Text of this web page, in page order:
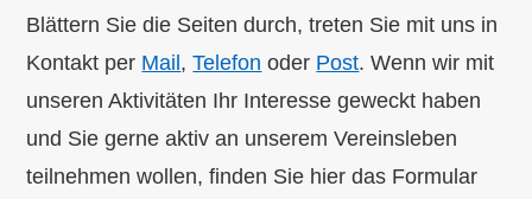
Blättern Sie die Seiten durch, treten Sie mit uns in
Kontakt per Mail ,Telefon oder Post. Wenn wir mit
unseren Aktivitäten Ihr Interesse geweckt haben
und Sie gerne aktiv an unserem Vereinsleben
teilnehmen wollen, finden Sie hier das Formular